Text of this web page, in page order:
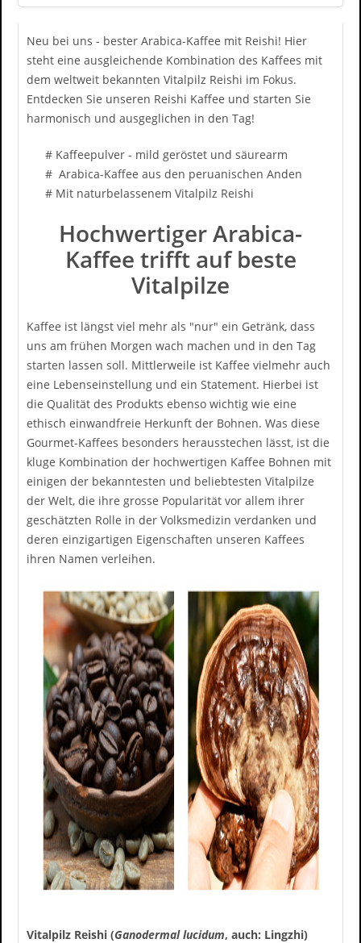
Neu bei uns - bester Arabica-Kaffee mit Reishi! Hier
steht eine ausgleichende Kombination des Kaffees mit
dem weltweit bekannten Vitalpilz Reishi im Fokus.
Entdecken Sie unseren Reishi Kaffee und starten Sie
harmonisch und ausgeglichen in den Tag!
# Kaffeepulver - mild geröstet und säurearm
# Arabica-Kaffee aus den peruanischen Anden
# Mit naturbelassenem Vitalpilz Reishi
Hochwertiger Arabica-
Kaffee trifft auf beste
Vitalpilze
Kaffee ist längst viel mehr als "nur" ein Getränk, dass
uns am frühen Morgen wach machen und in den Tag
starten lassen soll. Mittlerweile ist Kaffee vielmehr auch
eine Lebenseinstellung und ein Statement. Hierbei ist
die Qualität des Produkts ebenso wichtig wie eine
ethisch einwandfreie Herkunft der Bohnen. Was diese
Gourmet-Kaffees besonders herausstechen lässt, ist die
kluge Kombination der hochwertigen Kaffee Bohnen mit
einigen der bekanntesten und beliebtesten Vitalpilze
der Welt, die ihre grosse Popularität vor allem ihrer
geschätzten Rolle in der Volksmedizin verdanken und
deren einzigartigen Eigenschaften unseren Kaffees
ihren Namen verleihen.
Vitalpilz Reishi (Ganodermal lucidum, auch: Lingzhi)